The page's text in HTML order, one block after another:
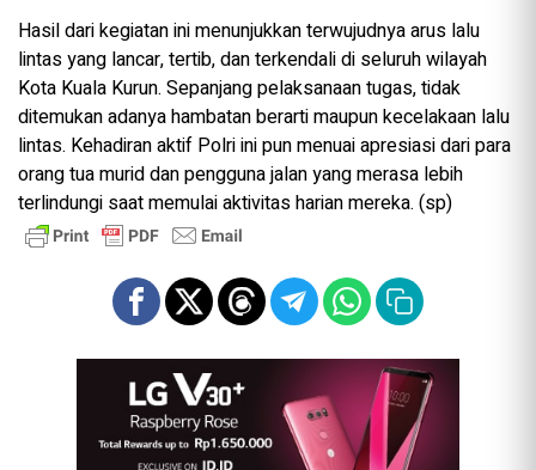
Hasil dari kegiatan ini menunjukkan terwujudnya arus lalu
lintas yang lancar, tertib, dan terkendali di seluruh wilayah
Kota Kuala Kurun. Sepanjang pelaksanaan tugas, tidak
ditemukan adanya hambatan berarti maupun kecelakaan lalu
lintas. Kehadiran aktif Polri ini pun menuai apresiasi dari para
orang tua murid dan pengguna jalan yang merasa lebih
terlindungi saat memulai aktivitas harian mereka. (sp)